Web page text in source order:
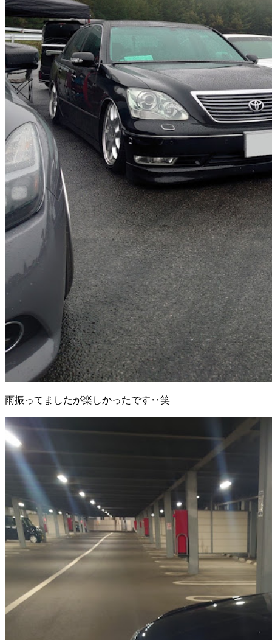
雨振ってましたが楽しかったです‥笑